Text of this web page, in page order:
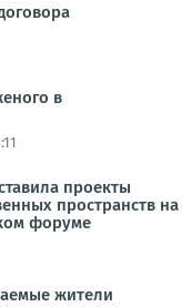
в
проекты
пространств на
форуме
жители